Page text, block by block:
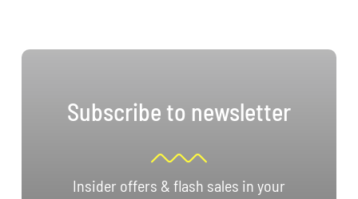
Subscribe to newsletter
Insider offers & flash sales in your